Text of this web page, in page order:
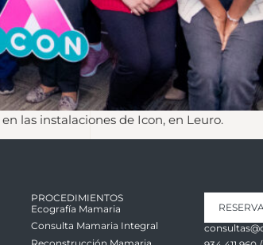
las instalaciones de Icon, en Leuro.
PROCEDIMIENTOS
Ecografía Mamaria
Consulta Mamaria Integral